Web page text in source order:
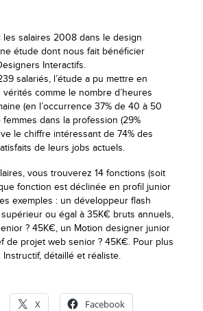
les salaires 2008 dans le design
étude dont nous fait bénéficier
Interactifs.
salariés, l’étude a pu mettre en
comme le nombre d’heures
(en l’occurrence 37% de 40 à 50
dans la profession (29%
le chiffre intéressant de 74% des
de leurs jobs actuels.
vous trouverez 14 fonctions (soit
fonction est déclinée en profil junior
exemples : un développeur flash
ou égal à 35K€ bruts annuels,
? 45K€, un Motion designer junior
de projet web senior ? 45K€. Pour plus
. Instructif, détaillé et réaliste.
X Facebook